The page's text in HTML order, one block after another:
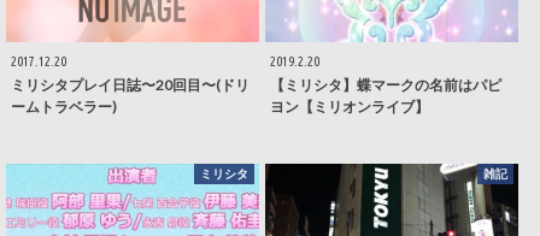
2017.12.20
ミリシタプレイ日誌〜20回目〜(ドリ
ームトラベラー)
2019.2.20
【ミリシタ】蝶マークの名前はパピ
ヨン【ミリオンライブ】
ミリシタ 雑記